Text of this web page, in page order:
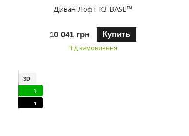
Диван Лофт К3 BASE™
10 041 грн Купить
Під замовлення
3D
3
4